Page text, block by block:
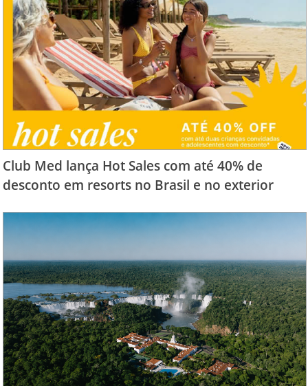
Club Med lança Hot Sales com até 40% de
desconto em resorts no Brasil e no exterior